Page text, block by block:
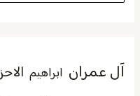
آل عمران ابراهيم